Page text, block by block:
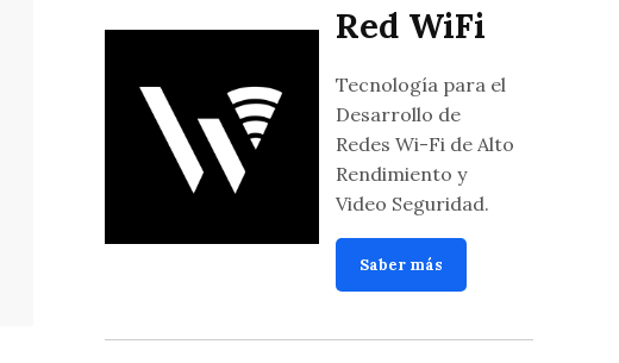
Red WiFi
Tecnología para el
Desarrollo de
Redes Wi-Fi de Alto
Rendimiento y
Video Seguridad.
Saber más